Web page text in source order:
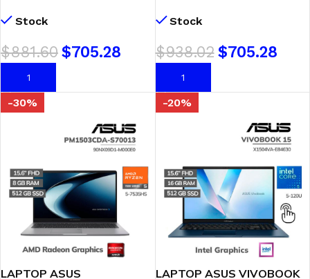
SSD 15.6″ FHD FREEDOS (
Stock
$881.60$705.28
AÑADIR AL CARRITO
DDR5 512GB SSD 15.6 FHD
M02P90)
Stock
$938.02 $705.28
AÑADIR AL CARRITO
-30%
LAPTOP ASUS
-20%
LAPTOP ASUS VIVOBOOK